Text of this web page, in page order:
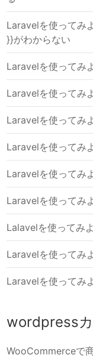
Laravelを使ってみ
}}がわからない
Laravelを使ってみ
Laravelを使ってみ
Laravelを使ってみ
Laravelを使ってみ
Laravelを使ってみ
Laravelを使ってみ
Lalavelを使ってみ
Laravelを使ってみ
Laravelを使ってみ
wordpress
WooCommerceで